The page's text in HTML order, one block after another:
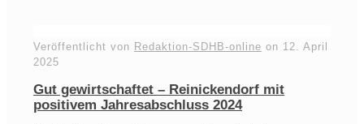
Veröffentlicht von Redaktion-SDHB-online on 12. April
2025
Gut gewirtschaftet – Reinickendorf mit
positivem Jahresabschluss 2024